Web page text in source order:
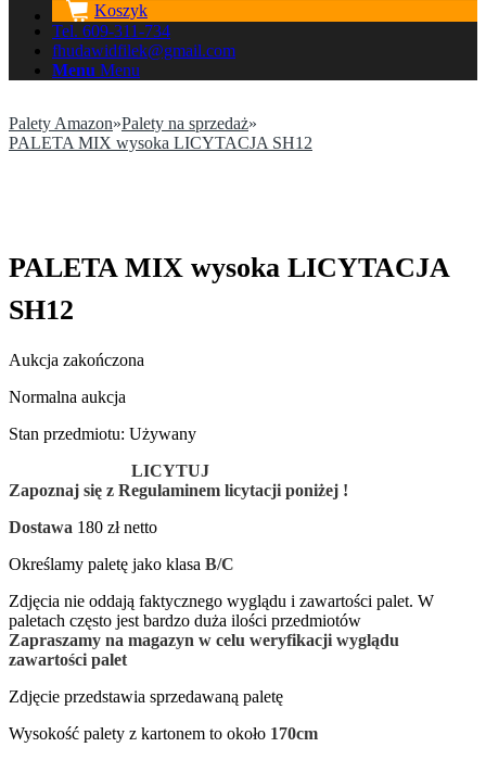
Koszyk
Tel. 609-311-734
fhudawidfilek@gmail.com
Menu Menu
Palety Amazon»Palety na sprzedaż»
PALETA MIX wysoka LICYTACJA SH12
PALETA MIX wysoka LICYTACJA
SH12
Aukcja zakończona
Normalna aukcja
Stan przedmiotu: Używany
LICYTUJ
Zapoznaj się z Regulaminem licytacji poniżej !
Dostawa 180 zł netto
Określamy paletę jako klasa B/C
Zdjęcia nie oddają faktycznego wyglądu i zawartości palet. W
paletach często jest bardzo duża ilości przedmiotów
Zapraszamy na magazyn w celu weryfikacji wyglądu
zawartości palet
Zdjęcie przedstawia sprzedawaną paletę
Wysokość palety z kartonem to około 170cm